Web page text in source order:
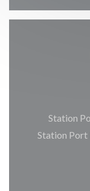
Station
Station Port